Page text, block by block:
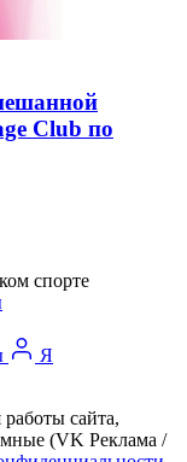
Club по
спорте
Я
сайта,
(VK Реклама /